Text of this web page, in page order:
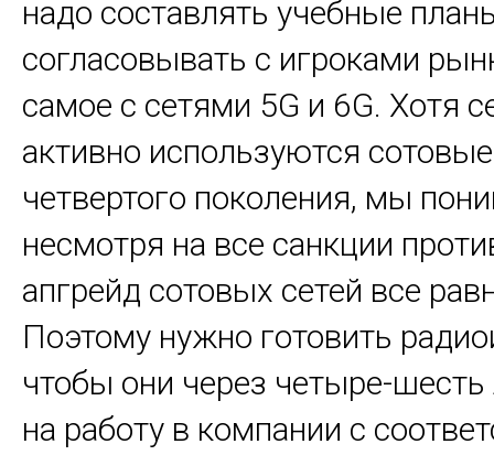
надо составлять учебные
согласовывать с игроками
самое с сетями 5G и 6G. Хотя
активно используются
четвертого поколения, мы
несмотря на все санкции
апгрейд сотовых сетей все
Поэтому нужно готовить
чтобы они через четыре-
на работу в компании с